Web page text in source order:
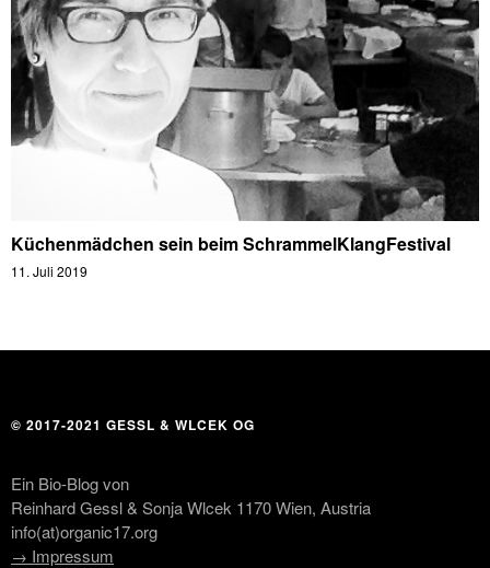
Küchenmädchen sein beim SchrammelKlangFestival
11. Juli 2019
© 2017-2021 GESSL & WLCEK OG
Ein Bio-Blog von
Reinhard Gessl & Sonja Wlcek 1170 Wien, Austria
info(at)organic17.org
→ Impressum